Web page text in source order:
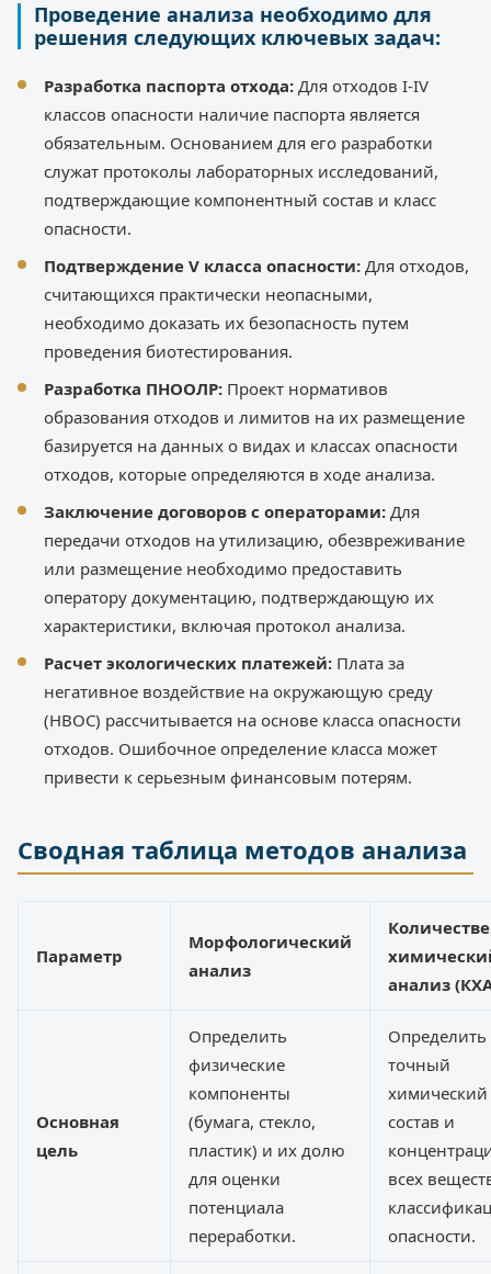
Проведение анализа необходимо для
решения следующих ключевых задач:
Разработка паспорта отхода: Для отходов I-IV
классов опасности наличие паспорта является
обязательным. Основанием для его разработки
служат протоколы лабораторных исследований,
подтверждающие компонентный состав и класс
опасности.
Подтверждение V класса опасности: Для отходов,
считающихся практически неопасными,
необходимо доказать их безопасность путем
проведения биотестирования.
Разработка ПНООЛР: Проект нормативов
образования отходов и лимитов на их размещение
базируется на данных о видах и классах опасности
отходов, которые определяются в ходе анализа.
Заключение договоров с операторами: Для
передачи отходов на утилизацию, обезвреживание
или размещение необходимо предоставить
оператору документацию, подтверждающую их
характеристики, включая протокол анализа.
Расчет экологических платежей: Плата за
негативное воздействие на окружающую среду
(НВОС) рассчитывается на основе класса опасности
отходов. Ошибочное определение класса может
привести к серьезным финансовым потерям.
Сводная таблица методов анализа
Параметр
Морфологический
анализ
анализ
Основная
цель
Определить
физические
компоненты
(бумага, стекло,
пластик) и их долю
для оценки
потенциала
переработки.
Определить
точный
химический
состав и
всех
опасности.